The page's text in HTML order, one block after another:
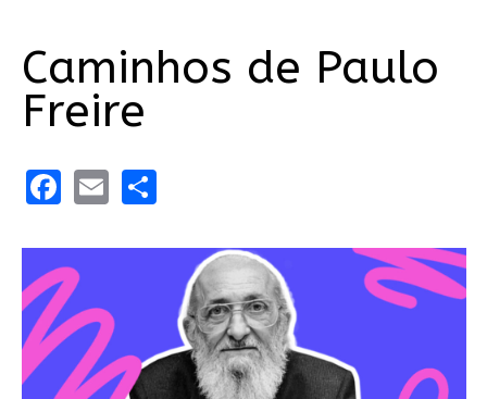
Caminhos de Paulo
Freire
Facebook
EmailShare